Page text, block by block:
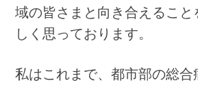
域の皆さまと向き合えるこ
しく思っております。
私はこれまで、都市部の総